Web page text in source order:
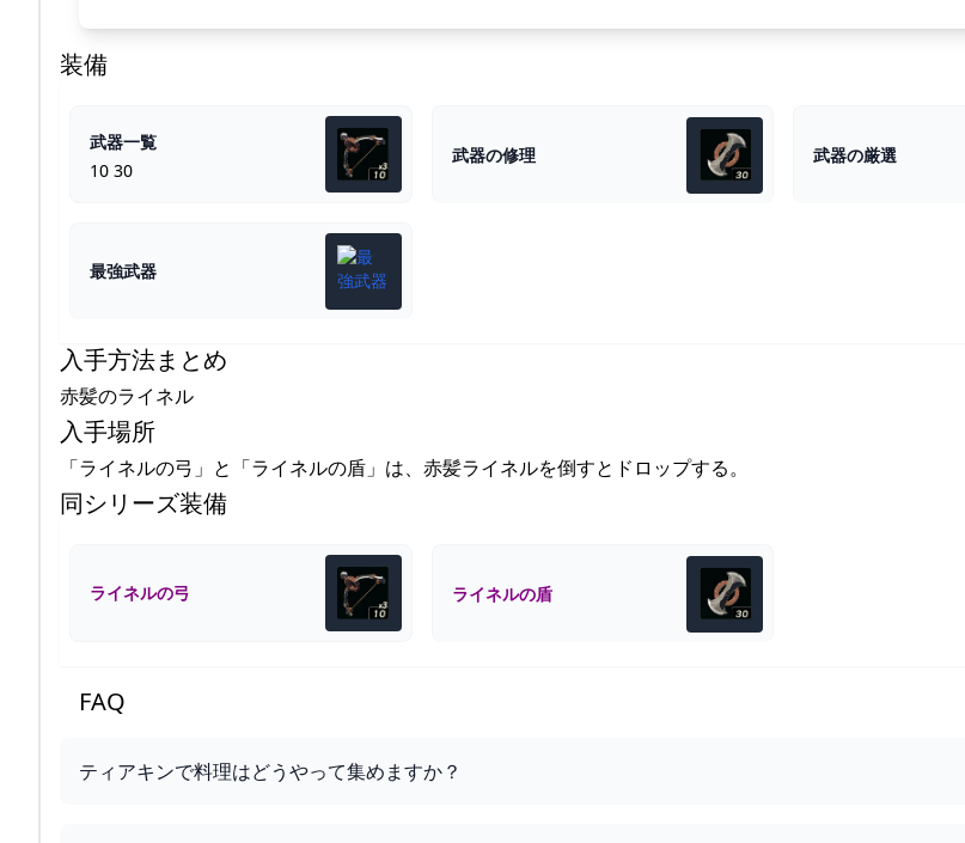
装備
武器一覧
10 30
武器の修理 武器の厳選
最強武器
入手方法まとめ
赤髪のライネル
入手場所
「ライネルの弓」と「ライネルの盾」は、赤髪ライネルを倒すとドロップする。
同シリーズ装備
ライネルの弓 ライネルの盾
FAQ
ティアキンで料理はどうやって集めますか？